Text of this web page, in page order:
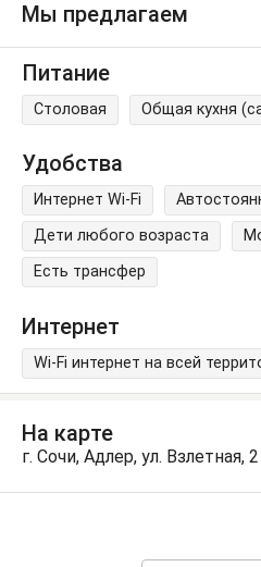
Мы предлагаем
Питание
Столовая Общая кухня
Удобства
Интернет Wi-Fi
Дети любого возраста
Есть трансфер
Интернет
Wi-Fi интернет на всей
На карте
г. Сочи, Адлер, ул. Взлетная, 2